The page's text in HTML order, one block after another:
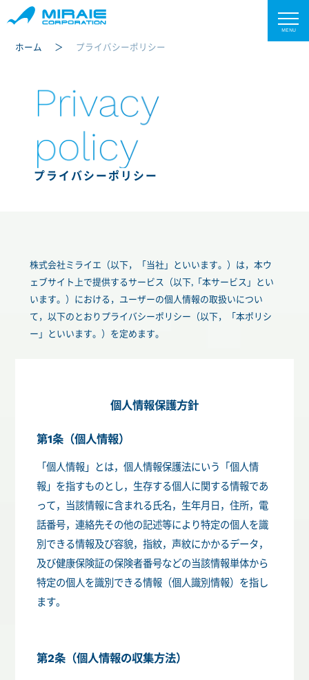
Privacy
policy
プライバシーポリシー
ホーム プライバシーポリシー
株式会社ミライエ（以下，「当社」といいます。）は，本ウ
ェブサイト上で提供するサービス（以下,「本サービス」とい
います。）における，ユーザーの個人情報の取扱いについ
て，以下のとおりプライバシーポリシー（以下，「本ポリシ
ー」といいます。）を定めます。
個人情報保護方針
第1条（個人情報）
「個人情報」とは，個人情報保護法にいう「個人情
報」を指すものとし，生存する個人に関する情報であ
って，当該情報に含まれる氏名，生年月日，住所，電
話番号，連絡先その他の記述等により特定の個人を識
別できる情報及び容貌，指紋，声紋にかかるデータ，
及び健康保険証の保険者番号などの当該情報単体から
特定の個人を識別できる情報（個人識別情報）を指し
ます。
第2条（個人情報の収集方法）